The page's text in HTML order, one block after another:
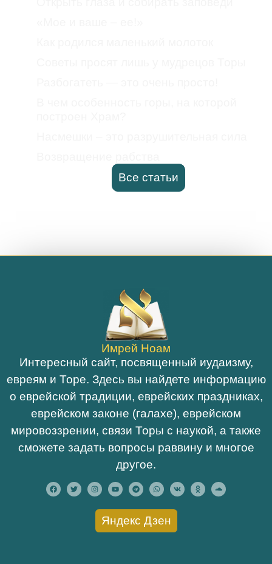
Все статьи
Имрей Ноам
Интересный сайт, посвященный иудаизму,
евреям и Торе. Здесь вы найдете информацию
о еврейской традиции, еврейских праздниках,
еврейском законе (галахе), еврейском
мировоззрении, связи Торы с наукой, а также
сможете задать вопросы раввину и многое
другое.
Яндекс Дзен